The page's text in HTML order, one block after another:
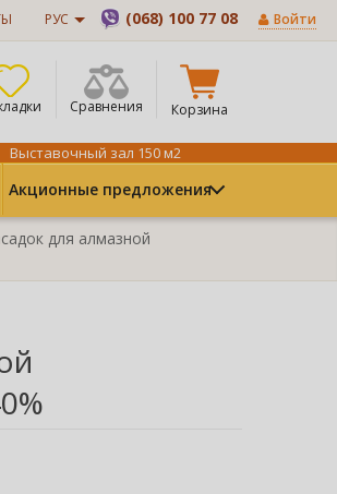
РУС (068) 100 77 08 Войти
Сравнения Корзина
Выставочный зал 150 м2
Акционные предложения
для алмазной